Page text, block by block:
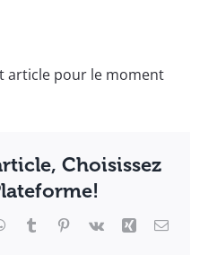
article pour le moment
Choisissez
WhatsApp
TumblrPinterest
Vk Xing Email